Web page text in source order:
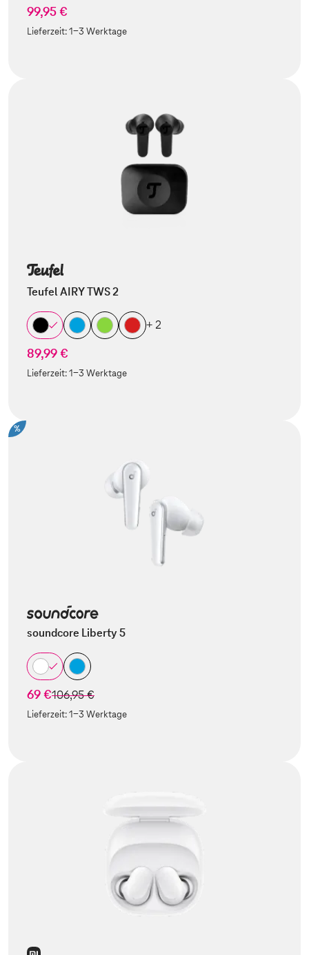
99,95 €
Lieferzeit:1-3 Werktage
Teufel AIRY TWS 2
+ 2
89,99 €
Lieferzeit:1-3 Werktage
%
soundcore Liberty 5
69 €statt
106,95 €
Lieferzeit:1-3 Werktage